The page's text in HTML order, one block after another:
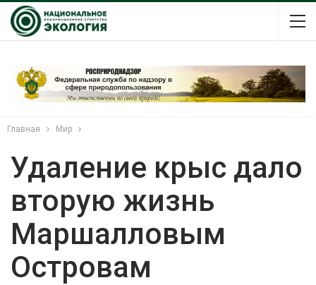
Главная Мир
Удаление крыс дало
вторую жизнь
Маршалловым
Островам